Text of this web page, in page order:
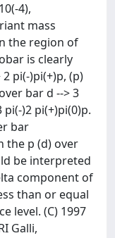
4),
mass
the region of
is clearly
pi(-)pi(+)p, (p)
bar d --> 3
)2 pi(+)pi(0)p.
bar
the p (d) over
be interpreted
component of
than or equal
level. (C) 1997
Galli,